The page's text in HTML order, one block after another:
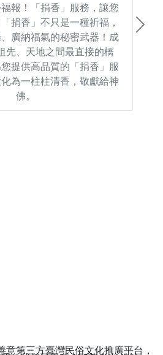
報！「捐香」服務，讓您
捐香」不只是一種祈福，
廣納福氣的秘密武器！成
先、天地之間最直接的橋
提供高品質的「捐香」服
為一柱柱清香，敬獻給神
佛。
Next
意第三方臺灣民俗文化推廣平台，